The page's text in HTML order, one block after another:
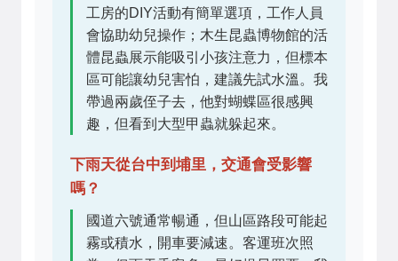
工房的DIY活動有簡單選項，工作人員
會協助幼兒操作；木生昆蟲博物館的活
體昆蟲展示能吸引小孩注意力，但標本
區可能讓幼兒害怕，建議先試水溫。我
帶過兩歲侄子去，他對蝴蝶區很感興
趣，但看到大型甲蟲就躲起來。
下雨天從台中到埔里，交通會受影響
嗎？
國道六號通常暢通，但山區路段可能起
霧或積水，開車要減速。客運班次照